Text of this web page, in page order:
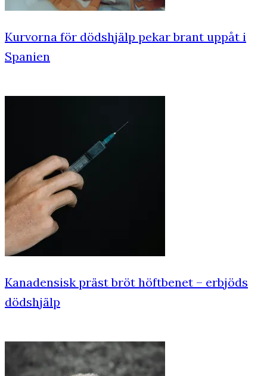
Kurvorna för dödshjälp pekar brant uppåt i
Spanien
Kanadensisk präst bröt höftbenet – erbjöds
dödshjälp